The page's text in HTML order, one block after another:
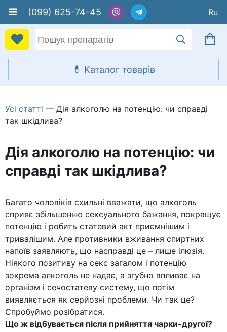
(099) 625-74-45
Усі статті — Дія алкоголю на потенцію: чи справді
так шкідлива?
Дія алкоголю на потенцію: чи
справді так шкідлива?
Багато чоловіків схильні вважати, що алкоголь
сприяє збільшенню сексуального бажання, покращує
потенцію і робить статевий акт приємнішим і
тривалішим. Але противники вживання спиртних
напоїв заявляють, що насправді це – лише ілюзія.
Ніякого позитиву на секс загалом і потенцію
зокрема алкоголь не надає, а згубно впливає на
організм і сечостатеву систему, що потім
виявляється як серйозні проблеми. Чи так це?
Спробуймо розібратися.
Що ж відбувається після прийняття чарки-другої?